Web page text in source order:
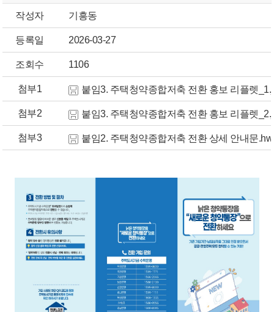
작성자 기흥동
등록일 2026-03-27
조회수 1106
첨부1 붙임3. 주택청약종합저축 전환 홍보 리플렛
첨부2 붙임3. 주택청약종합저축 전환 홍보 리플렛
첨부3 붙임2. 주택청약종합저축 전환 상세 안내문